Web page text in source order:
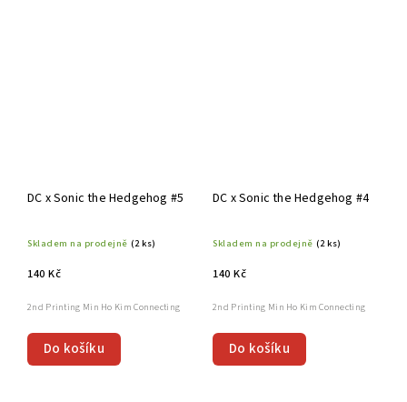
DC x Sonic the Hedgehog #5
Skladem na prodejně (2 ks)
140 Kč
Do košíku
2nd Printing Min Ho Kim Connecting
DC x Sonic the Hedgehog #4
Skladem na prodejně (2 ks)
140 Kč
Do košíku
2nd Printing Min Ho Kim Connecting